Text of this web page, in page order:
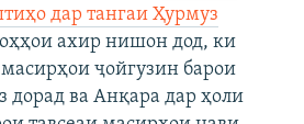
дар тангаи Ҳурмуз
ахир нишон дод, ки
ҷойгузин барои
дорад ва Анқара дар ҳоли